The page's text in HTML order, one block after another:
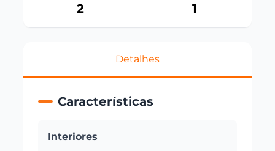
2 1
Detalhes
Características
Interiores